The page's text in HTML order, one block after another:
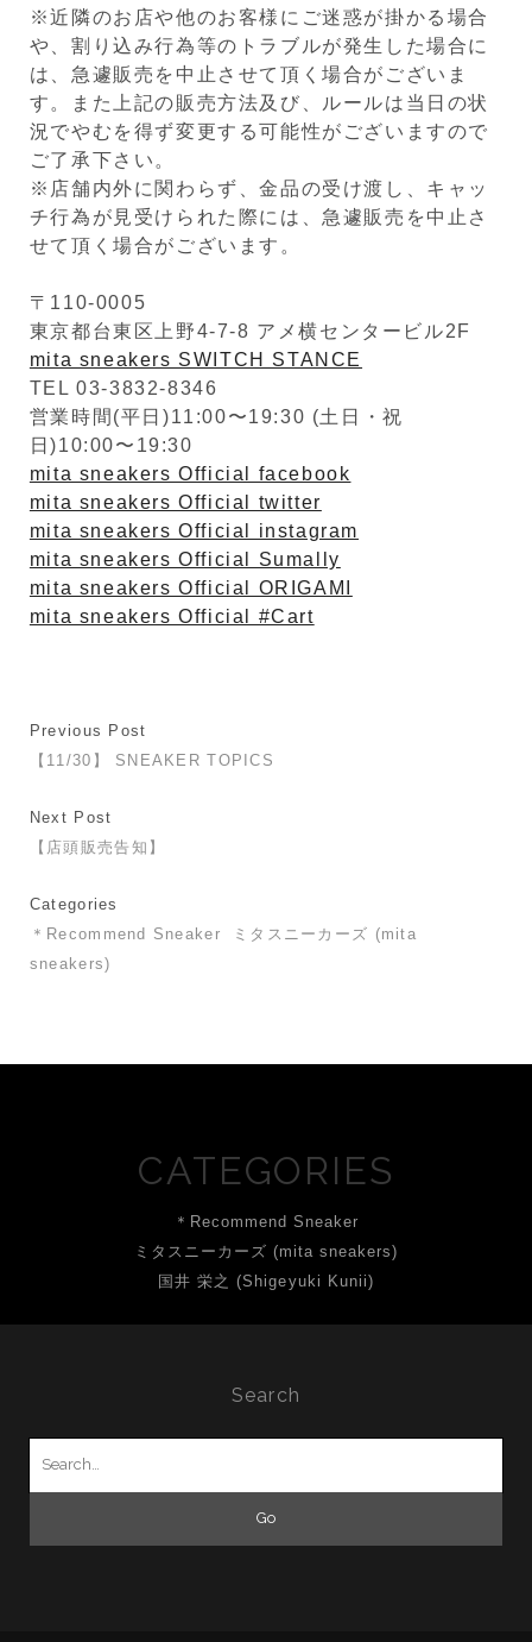
※近隣のお店や他のお客様にご迷惑が掛かる場合
や、割り込み行為等のトラブルが発生した場合に
は、急遽販売を中止させて頂く場合がございま
す。また上記の販売方法及び、ルールは当日の状
況でやむを得ず変更する可能性がございますので
ご了承下さい。
※店舗内外に関わらず、金品の受け渡し、キャッ
チ行為が見受けられた際には、急遽販売を中止さ
せて頂く場合がございます。
〒110-0005
東京都台東区上野4-7-8 アメ横センタービル2F
mita sneakers SWITCH STANCE
TEL 03-3832-8346
営業時間(平日)11:00〜19:30 (土日・祝
日)10:00〜19:30
mita sneakers Official facebook
mita sneakers Official twitter
mita sneakers Official instagram
mita sneakers Official Sumally
mita sneakers Official ORIGAMI
mita sneakers Official #Cart
Previous Post
【11/30】 SNEAKER TOPICS
Next Post
【店頭販売告知】
Categories
＊Recommend Sneaker
ミタスニーカーズ (mita
sneakers)
CATEGORIES
＊Recommend Sneaker
ミタスニーカーズ (mita sneakers)
国井 栄之 (Shigeyuki Kunii)
Search